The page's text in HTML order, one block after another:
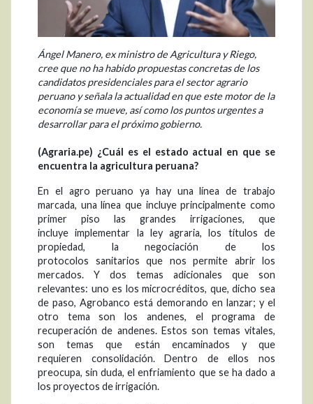
Ángel Manero, ex ministro de Agricultura y Riego,
cree que no ha habido propuestas concretas de los
candidatos presidenciales para el sector agrario
peruano y señala la actualidad en que este motor de la
economía se mueve, así como los puntos urgentes a
desarrollar para el próximo gobierno.
(Agraria.pe) ¿Cuál es el estado actual en que se
encuentra la agricultura peruana?
En el agro peruano ya hay una línea de trabajo
marcada, una línea que incluye principalmente como
primer piso las grandes irrigaciones, que
incluye implementar la ley agraria, los títulos de
propiedad, la negociación de los
protocolos sanitarios que nos permite abrir los
mercados. Y dos temas adicionales que son
relevantes: uno es los microcréditos, que, dicho sea
de paso, Agrobanco está demorando en lanzar; y el
otro tema son los andenes, el programa de
recuperación de andenes. Estos son temas vitales,
son temas que están encaminados y que
requieren consolidación. Dentro de ellos nos
preocupa, sin duda, el enfriamiento que se ha dado a
los proyectos de irrigación.